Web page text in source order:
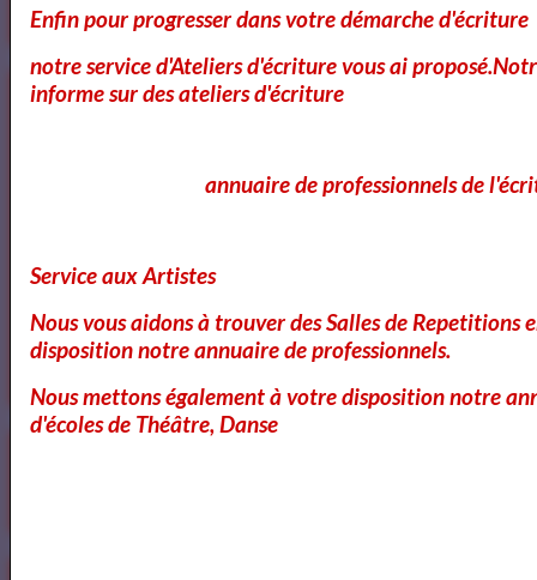
Artquid
<a href="http://www.artquid.com" title="ArtQuid, The Art World
src="https://artquid-
static.imgix.net/img/logo/150/artquid_logo_150.png"
Enfin pour progresser dans votre démarche d'écriture
notre service d'Ateliers d'écriture vous ai
informe sur des ateliers d'écriture
annuaire de professionnels de
Service aux Artistes
Nous vous aidons à trouver des Salles de Repetitions
disposition notre annuaire de professionnels.
Nous mettons également à votre disposition notre
d'écoles de Théâtre, Danse